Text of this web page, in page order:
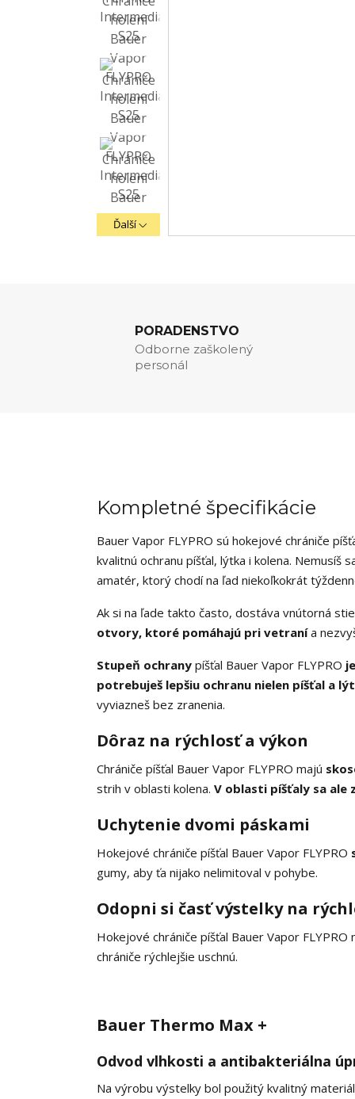
Ďalší
PORADENSTVO
Odborne zaškolený
personál
Kompletné špecifikácie
Bauer Vapor FLYPRO sú hokejové chrániče
kvalitnú ochranu píšťal, lýtka i kolena. Nemusíš
amatér, ktorý chodí na ľad niekoľkokrát
Ak si na ľade takto často, dostáva vnútorná
otvory, ktoré pomáhajú pri vetranía
Stupeň ochrany píšťal Bauer Vapor FLYPRO
potrebuješ lepšiu ochranu nielen píšťal a
vyviazneš bez zranenia.
Dôraz na rýchlosť a výkon
Chrániče píšťal Bauer Vapor FLYPRO majú
strih v oblasti kolena. V oblasti píšťaly sa ale
Uchytenie dvomi páskami
Hokejové chrániče píšťal Bauer Vapor FLYPRO
gumy, aby ťa nijako nelimitoval v pohybe.
Odopni si časť výstelky na
Hokejové chrániče píšťal Bauer Vapor FLYPRO
chrániče rýchlejšie uschnú.
Bauer Thermo Max +
Odvod vlhkosti a antibakteriálna
Na výrobu výstelky bol použitý kvalitný